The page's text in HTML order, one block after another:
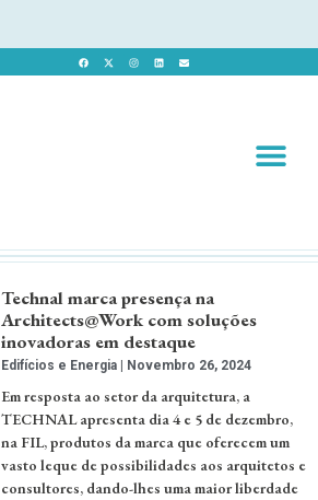
Technal marca presença na
Architects@Work com soluções
inovadoras em destaque
Edifícios e Energia Novembro 26, 2024
Em resposta ao setor da arquitetura, a
TECHNAL apresenta dia 4 e 5 de dezembro,
na FIL, produtos da marca que oferecem um
vasto leque de possibilidades aos arquitetos e
consultores, dando-lhes uma maior liberdade